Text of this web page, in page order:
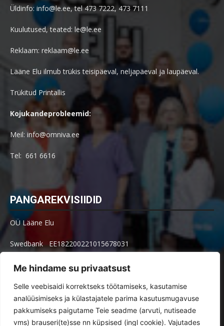
Me hindame su privaatsust
Selle veebisaidi korrektseks töötamiseks, kasutamise
analüüsimiseks ja külastajatele parima kasutusmugavuse
pakkumiseks paigutame Teie seadme (arvuti, nutiseade
vms) brauseri(te)sse nn küpsised (ingl cookie). Vajutades
Üldinfo: info@le.ee, tel 473 7222, 473 7111
Kuulutused, teated: le@le.ee
Reklaam: reklaam@le.ee
Lääne Elu ilmub trükis teisipäeval, neljapäeval ja laupäeval.
Trükitud Printallis
Kojukandeprobleemid:
Meil: info@omniva.ee
Tel: 661 6616
PANGAREKVISIIDID
OÜ Lääne Elu
Swedbank EE182200221015678031
SEB EE621010602002515004
Arve küsimused: arved@le.ee